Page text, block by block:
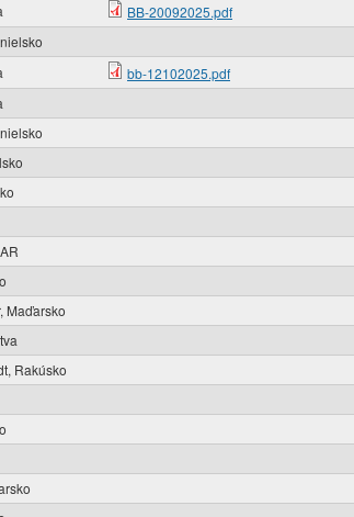
BB-20092025.pdf
bb-12102025.pdf
Maďarsko
Rakúsko